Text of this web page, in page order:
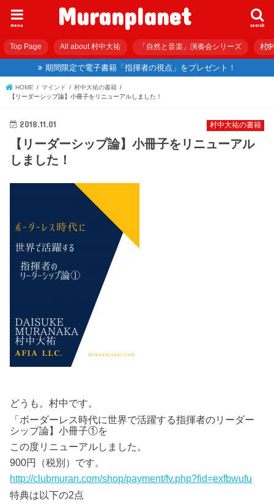
Muranplanet search
menu
Top Page All about 村中大祐 「自然と音楽」演奏会シリーズ 村
期間限定で電子書籍「指揮者の視点」をプレゼント！
HOME マインド
村中大祐の書籍
【リーダーシップ論】小冊子をリニューアルしました！
村中大祐の書籍
2018.11.01
【リーダーシップ論】小冊子をリニューアル
しました！
どうも。村中です。
「ボーダーレス時代に世界で活躍する指揮者のリーダー
シップ論】小冊子①を
この度リニューアルしました。
900円（税別）です。
http://clubmuran.com/shop/payment/fv.php?fid=exfbwufu
特典は以下の2点